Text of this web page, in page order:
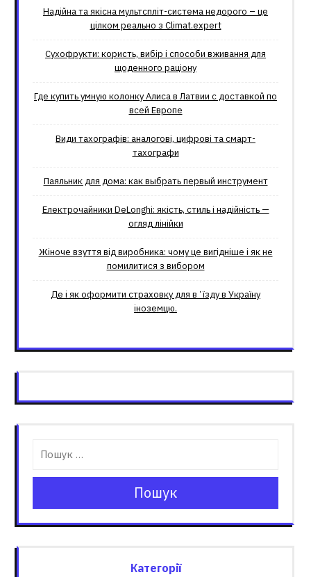
Надійна та якісна мультспліт-система недорого – це
цілком реально з Climat.еxpert
Сухофрукти: користь, вибір і способи вживання для
щоденного раціону
Где купить умную колонку Алиса в Латвии с доставкой по
всей Европе
Види тахографів: аналогові, цифрові та смарт-
тахографи
Паяльник для дома: как выбрать первый инструмент
Електрочайники DeLonghi: якість, стиль і надійність —
огляд лінійки
Жіноче взуття від виробника: чому це вигідніше і як не
помилитися з вибором
Де і як оформити страховку для вʼїзду в Україну
іноземцю.
Пошук
Категорії